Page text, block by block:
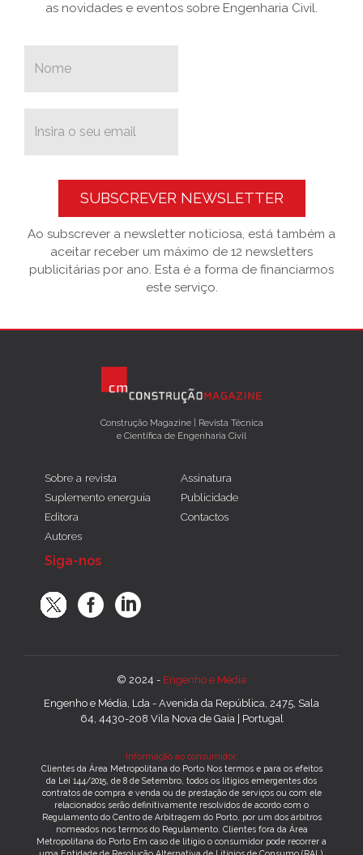
as novidades e eventos sobre Engenharia Civil.
SUBSCREVER NEWSLETTER
Ao subscrever a newsletter noticiosa, está também a
aceitar receber um máximo de 12 newsletters
publicitárias por ano. Esta é a forma de financiarmos
este serviço.
Construção Magazine | Revista Técnica
e Científica de Engenharia Civil
Sobre a revista
Suplemento energuia
Editora
Autores
Assinatura
Publicidade
Contactos
Siga-nos
© 2024 - Engenho e Média
Engenho e Média, Lda - Avenida da República, 2475, Sala
64, 4430-208 Vila Nova de Gaia | Portugal
Informação ao consumidor:
Clientes da Área Metropolitana do Porto Nos termos e para os efeitos
da Lei 144/2015, de 8 de Setembro, todos os litígios emergentes dos
contratos de compra e venda ou de prestação de serviços ou com ele
relacionados serão definitivamente resolvidos de acordo com o
Regulamento do Centro de Arbitragem do Porto, por um dos árbitros
nomeados nos termos do Regulamento. Clientes fora da Área
Metropolitana do Porto Em caso de litígio o consumidor pode recorrer a